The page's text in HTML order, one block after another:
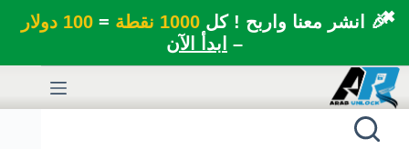
🎉 انشر معنا واربح ! كل1000 نقطة =100 دولار
– ابدأ الآن
✖
التجاوز
إلى
المحتوى